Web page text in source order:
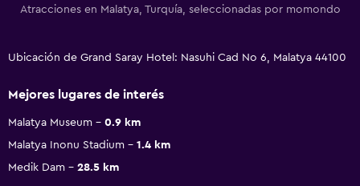
Atracciones en Malatya, Turquía, seleccionadas por momondo
Ubicación de Grand Saray Hotel: Nasuhi Cad No 6, Malatya 44100
Mejores lugares de interés
Malatya Museum
0.9 km
Malatya Inonu Stadium
1.4 km
Medik Dam
28.5 km